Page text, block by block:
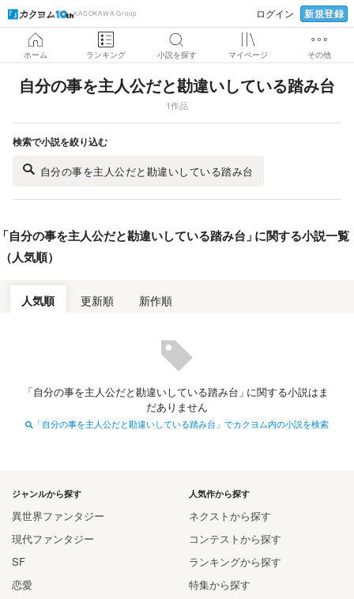
KADOKAWA Group ログイン 新規登録
ホーム ランキング 小説を探す マイページ その他
自分の事を主人公だと勘違いしている踏み台
1作品
検索で小説を絞り込む
自分の事を主人公だと勘違いしている踏み台
自分の事を主人公だと勘違いしている踏み台 」に関する小説一覧
（人気順）
人気順 更新順 新作順
「自分の事を主人公だと勘違いしている踏み台 」に関する小説はま
だありません
「自分の事を主人公だと勘違いしている踏み台」でカクヨム内の小説を検索
人気作から探す
ネクストから探す
コンテストから探す
ランキングから探す
特集から探す
ジャンルから探す
異世界ファンタジー
現代ファンタジー
SF
恋愛